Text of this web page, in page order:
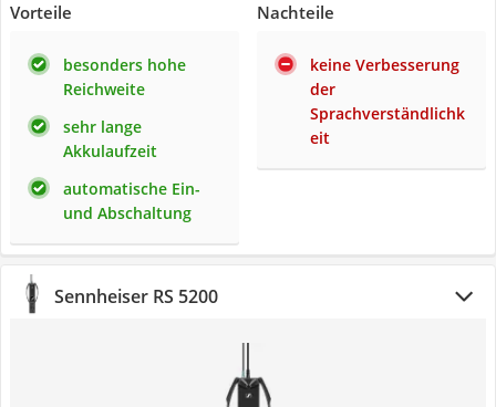
Vorteile
besonders hohe
Reichweite
sehr lange
Akkulaufzeit
automatische Ein-
und Abschaltung
Nachteile
keine Verbesserung
der
Sprachverständlichk
eit
Sennheiser RS 5200